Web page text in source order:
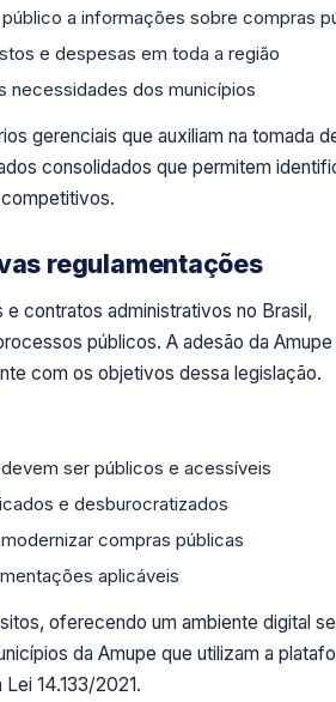
a informações sobre compras
e despesas em toda a região
necessidades dos municípios
gerenciais que auxiliam na tomada
consolidados que permitem
regulamentações
contratos administrativos no Brasil,
públicos. A adesão da Amupe
com os objetivos dessa legislação.
ser públicos e acessíveis
e desburocratizados
compras públicas
aplicáveis
oferecendo um ambiente digital
da Amupe que utilizam a
14.133/2021.